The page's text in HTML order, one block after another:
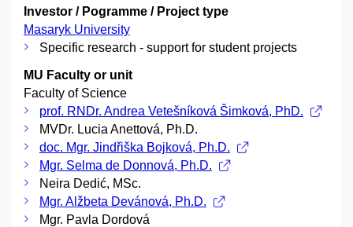
Investor / Pogramme / Project type
Masaryk University
Specific research - support for student projects
MU Faculty or unit
Faculty of Science
prof. RNDr. Andrea Vetešníková Šimková, PhD.
MVDr. Lucia Anettová, Ph.D.
doc. Mgr. Jindřiška Bojková, Ph.D.
Mgr. Selma de Donnová, Ph.D.
Neira Dedić, MSc.
Mgr. Alžbeta Devánová, Ph.D.
Mgr. Pavla Dordová